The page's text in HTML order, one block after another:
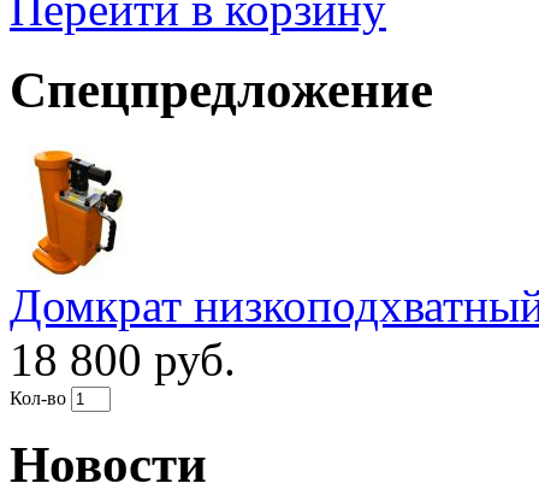
Спецпредложение
Домкрат
18 800 руб.
Кол-во
Новости